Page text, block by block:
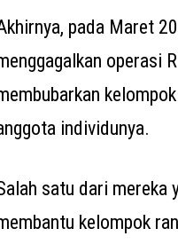
pada Maret
operasi
individunya.
satu dari mereka
kelompok